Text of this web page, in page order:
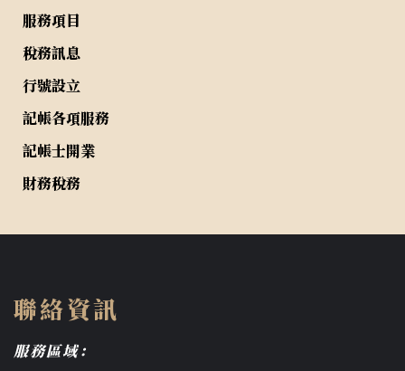
服務項目
稅務訊息
行號設立
記帳各項服務
記帳士開業
財務稅務
聯絡資訊
服務區域：